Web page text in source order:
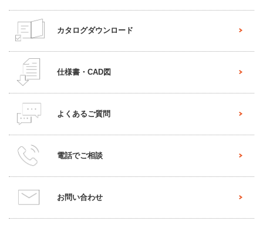
カタログダウンロード
仕様書・CAD図
よくあるご質問
電話でご相談
お問い合わせ